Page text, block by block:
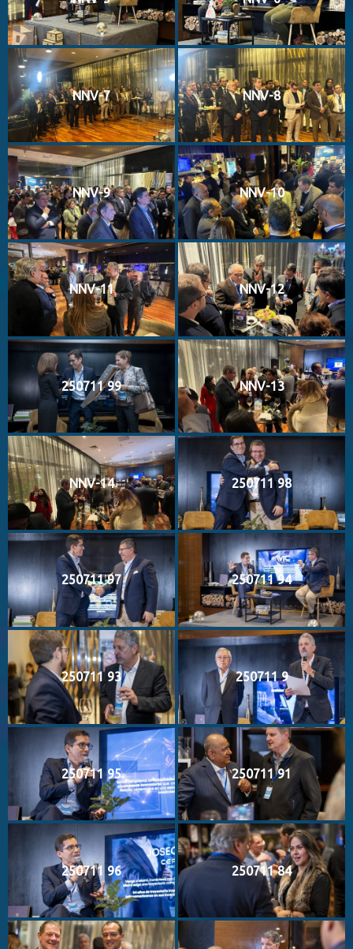
NNV-7 NNV-8
NNV-9 NNV-10
NNV-11 NNV-12
250711 99 NNV-13
NNV-14 250711 98
250711 97 250711 94
250711 93 250711 9
250711 95 250711 91
250711 96 250711 84